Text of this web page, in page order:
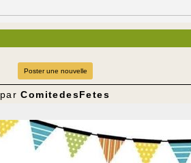
Poster une nouvelle
parComitedesFetes